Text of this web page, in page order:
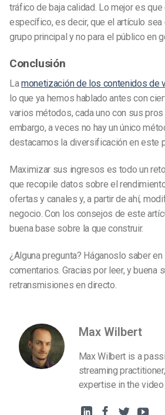
tráfico de baja calidad. Lo mejor es
específico, es decir, que el artículo sea
grupo principal y no para el público en
Conclusión
Lamonetización de los contenidos de
lo que ya hemos hablado antes con
varios métodos, cada uno con sus
embargo, a veces no hay un único
destacamos la diversificación en este
Maximizar sus ingresos es todo un
que recopile datos sobre el
ofertas y canales y, a partir de ahí,
negocio. Con los consejos de este
buena base sobre la que construir.
¿Alguna pregunta? Háganoslo saber
comentarios. Gracias por leer, y buena
retransmisiones en directo.
Max Wilbert
Max Wilbert is a
streaming
expertise in the